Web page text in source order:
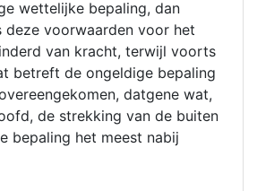
wettelijke bepaling, dan
deze voorwaarden voor het
van kracht, terwijl voorts
betreft de ongeldige bepaling
datgene wat,
de strekking van de buiten
bepaling het meest nabij